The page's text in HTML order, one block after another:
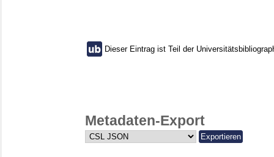
Dieser Eintrag ist Teil der
Metadaten-Export